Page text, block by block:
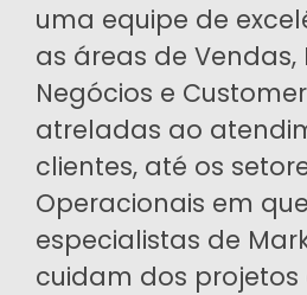
uma equipe de
as áreas de Vendas,
Negócios e
atreladas ao
clientes, até os
Operacionais em
especialistas de
cuidam dos projetos